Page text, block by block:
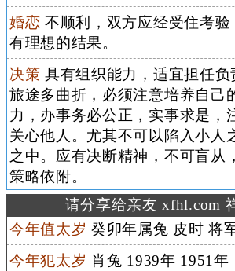
婚恋 不顺利，双方应经受住考
有理想的结果。
决策 具有组织能力，适宜担任负
旅途多曲折，必须注意培养自己
力，办事务必公正，实事求是，
关心他人。尤其不可以陷入小人
之中。应有决断精神，不可盲从
策略依附。
请分享给亲友 xfhl.com
今年值太岁 癸卯年属兔 皮时 将
今年犯太岁 肖兔 1939年 1951年